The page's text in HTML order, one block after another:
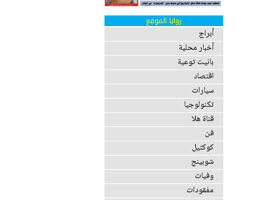
زوايا الموقع
أبراج
أخبار محلية
بانيت توعية
اقتصاد
سيارات
تكنولوجيا
قناة هلا
فن
كوكتيل
شوبينج
وفيات
مفقودات